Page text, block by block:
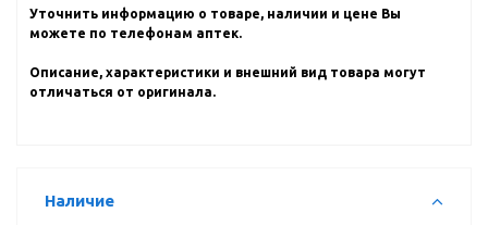
Уточнить информацию о товаре, наличии и цене Вы
можете по телефонам аптек.
Описание, характеристики и внешний вид товара могут
отличаться от оригинала.
Наличие